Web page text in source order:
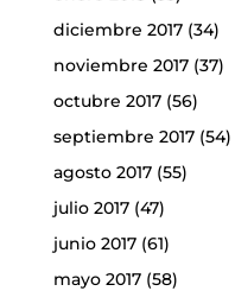
diciembre 2017(34)
noviembre 2017(37)
octubre 2017(56)
septiembre 2017(54)
agosto 2017(55)
julio 2017(47)
junio 2017(61)
mayo 2017(58)